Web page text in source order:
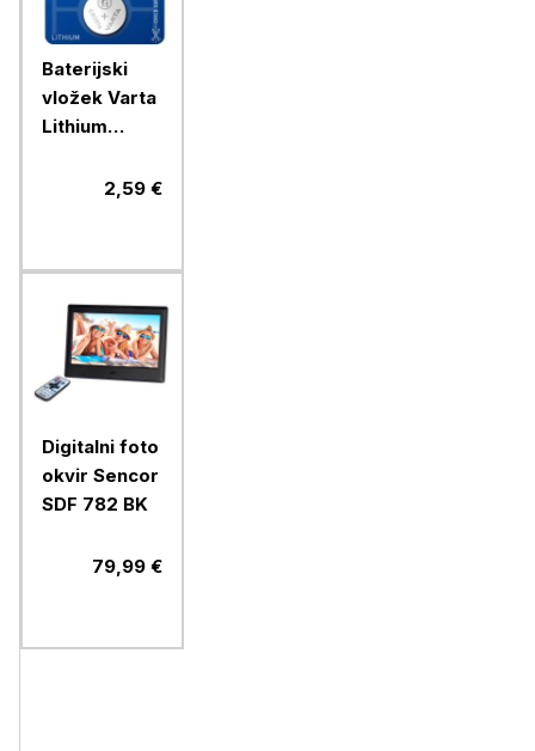
Baterijski
vložek Varta
Lithium
CR2016 1/1
2,59 €
Digitalni foto
okvir Sencor
SDF 782 BK
79,99 €